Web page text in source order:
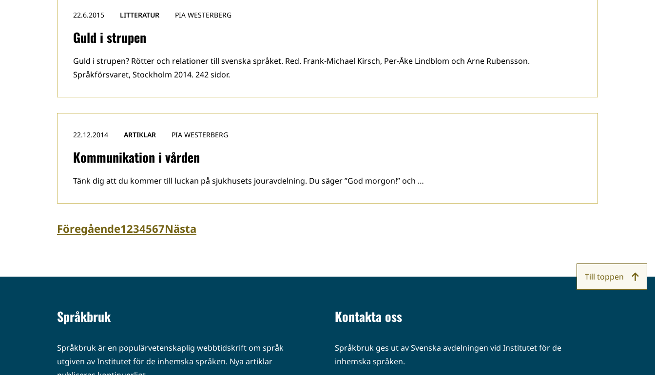
Guld i strupen
22.6.2015 LITTERATUR PIA WESTERBERG
Guld i strupen? Rötter och relationer till svenska språket. Red. Frank-Michael Kirsch, Per-Åke Lindblom och Arne Rubensson.
Språkförsvaret, Stockholm 2014. 242 sidor.
Kommunikation i vården
22.12.2014 ARTIKLAR PIA WESTERBERG
Tänk dig att du kommer till luckan på sjukhusets jouravdelning. Du säger ”God morgon!” och …
Föregående1234567Nästa
Språkbruk
Språkbruk är en populärvetenskaplig webbtidskrift om språk
utgiven av Institutet för de inhemska språken. Nya artiklar
Kontakta oss
Språkbruk ges ut av Svenska avdelningen vid Institutet för de
inhemska språken.
Till toppen